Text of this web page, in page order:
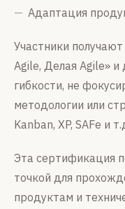
Адаптация
Участники
Agile, Делая Agile» и
гибкости, не
методологии или
Kanban, XP, SAFe и
Эта сертификация
точкой для
продуктам и